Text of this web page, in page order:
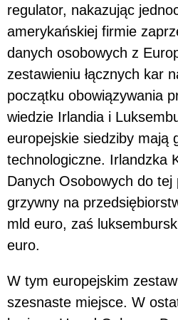
regulator, nakazując
amerykańskiej firmie
danych osobowych z
zestawieniu łącznych kar
początku obowiązywania
wiedzie Irlandia i
europejskie siedziby mają
technologiczne. Irlandzka
Danych Osobowych do tej
grzywny na
mld euro, zaś
euro.
W tym europejskim
szesnaste miejsce. W